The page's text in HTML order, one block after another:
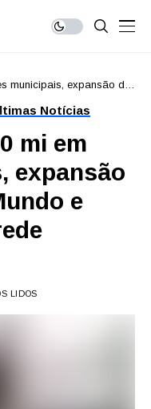
municipais, expansão do
Notícias
mi em
expansão
e
LIDOS